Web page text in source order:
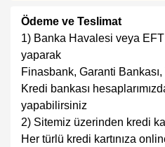
Ödeme ve Teslimat
1) Banka Havalesi veya
yaparak
Finasbank, Garanti Bankası,
Kredi bankası
yapabilirsiniz
2) Sitemiz üzerinden kredi
Her türlü kredi kartınıza